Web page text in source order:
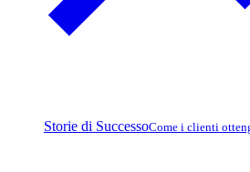
Storie di SuccessoCome i clienti